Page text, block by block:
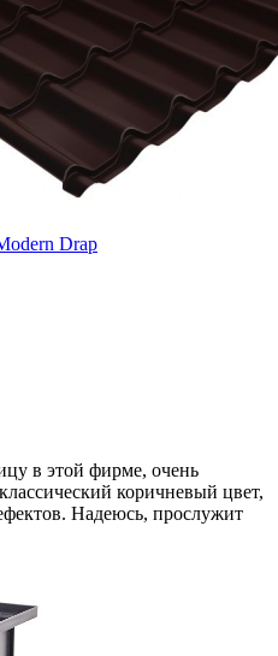
Drap
в этой фирме, очень
коричневый цвет,
Надеюсь, прослужит